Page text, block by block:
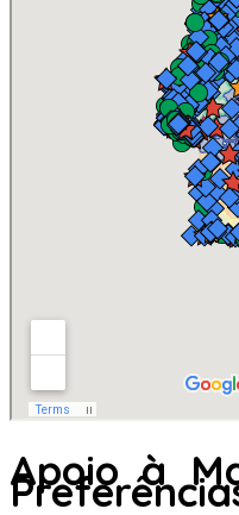
Apoio à